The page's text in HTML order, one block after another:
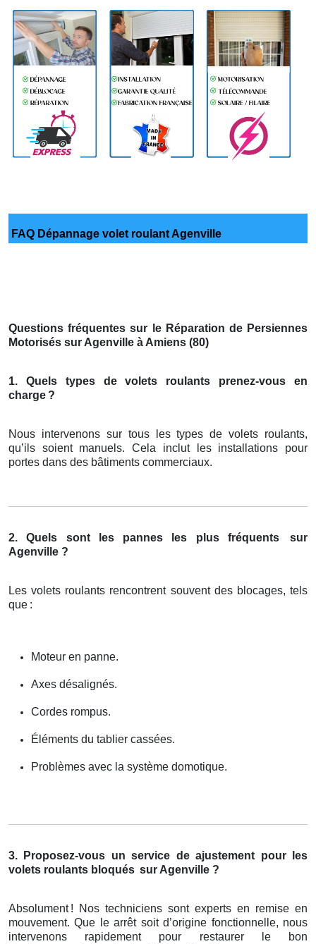
FAQ Dépannage volet roulant Agenville
Questions fréquentes sur le Réparation de Persiennes
Motorisés sur Agenville à Amiens (80)
1. Quels types de volets roulants prenez-vous en
charge ?
Nous intervenons sur tous les types de volets roulants,
qu’ils soient manuels. Cela inclut les installations pour
portes dans des bâtiments commerciaux.
2. Quels sont les pannes les plus fréquents
sur
Agenville ?
Les volets roulants rencontrent souvent des blocages, tels
que :
Moteur en panne.
Axes désalignés.
Cordes rompus.
Éléments du tablier cassées.
Problèmes avec la système domotique.
3. Proposez-vous un service de ajustement pour les
volets roulants bloqués sur Agenville ?
Absolument ! Nos techniciens sont experts en remise en
mouvement. Que le arrêt soit d’origine fonctionnelle, nous
intervenons rapidement pour restaurer le bon